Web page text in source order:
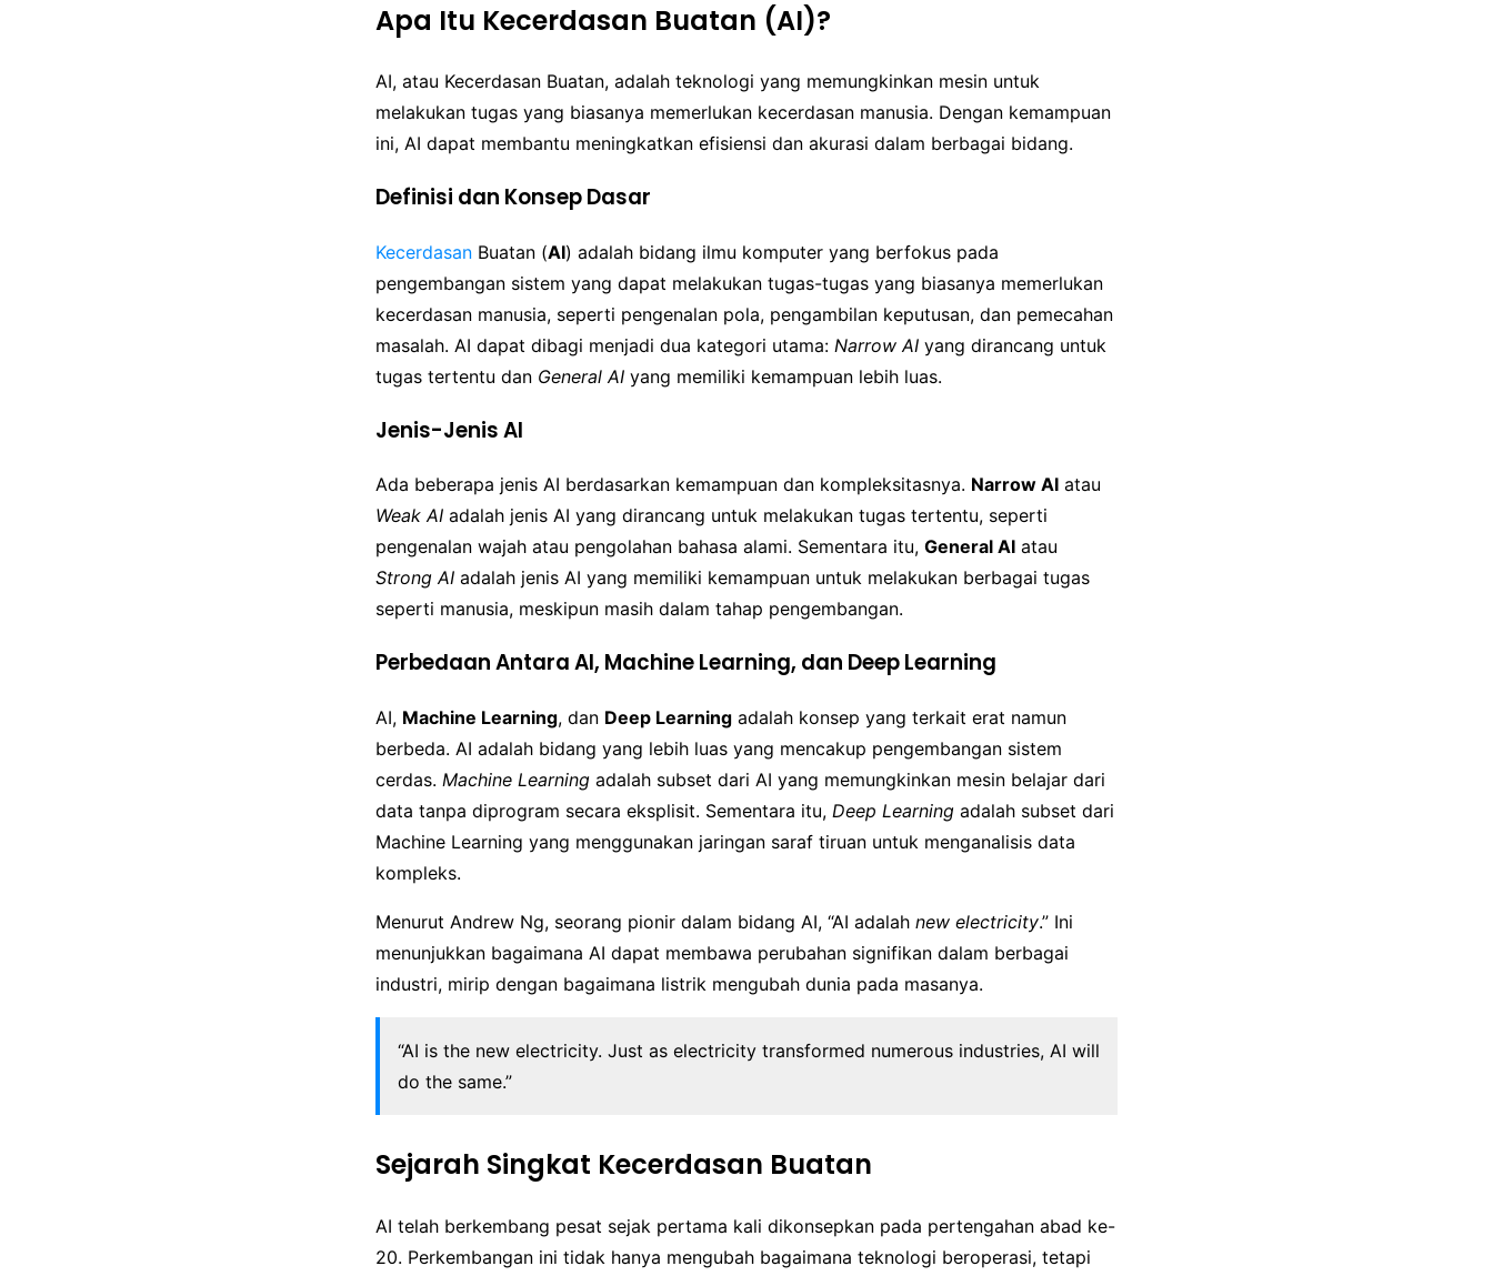
Apa Itu Kecerdasan Buatan (AI)?
AI, atau Kecerdasan Buatan, adalah teknologi yang memungkinkan mesin untuk
melakukan tugas yang biasanya memerlukan kecerdasan manusia. Dengan kemampuan
ini, AI dapat membantu meningkatkan efisiensi dan akurasi dalam berbagai bidang.
Definisi dan Konsep Dasar
Kecerdasan Buatan (AI) adalah bidang ilmu komputer yang berfokus pada
pengembangan sistem yang dapat melakukan tugas-tugas yang biasanya memerlukan
kecerdasan manusia, seperti pengenalan pola, pengambilan keputusan, dan pemecahan
masalah. AI dapat dibagi menjadi dua kategori utama: Narrow AI yang dirancang untuk
tugas tertentu dan General AI yang memiliki kemampuan lebih luas.
Jenis-Jenis AI
Ada beberapa jenis AI berdasarkan kemampuan dan kompleksitasnya. Narrow AI atau
Weak AI adalah jenis AI yang dirancang untuk melakukan tugas tertentu, seperti
pengenalan wajah atau pengolahan bahasa alami. Sementara itu, General AI atau
Strong AI adalah jenis AI yang memiliki kemampuan untuk melakukan berbagai tugas
seperti manusia, meskipun masih dalam tahap pengembangan.
Perbedaan Antara AI, Machine Learning, dan Deep Learning
AI, Machine Learning, dan Deep Learning adalah konsep yang terkait erat namun
berbeda. AI adalah bidang yang lebih luas yang mencakup pengembangan sistem
cerdas. Machine Learning adalah subset dari AI yang memungkinkan mesin belajar dari
data tanpa diprogram secara eksplisit. Sementara itu, Deep Learning adalah subset dari
Machine Learning yang menggunakan jaringan saraf tiruan untuk menganalisis data
kompleks.
Menurut Andrew Ng, seorang pionir dalam bidang AI, “AI adalah new electricity.” Ini
menunjukkan bagaimana AI dapat membawa perubahan signifikan dalam berbagai
industri, mirip dengan bagaimana listrik mengubah dunia pada masanya.
“AI is the new electricity. Just as electricity transformed numerous industries, AI will
do the same.”
Sejarah Singkat Kecerdasan Buatan
AI telah berkembang pesat sejak pertama kali dikonsepkan pada pertengahan abad ke-
20. Perkembangan ini tidak hanya mengubah bagaimana teknologi beroperasi, tetapi